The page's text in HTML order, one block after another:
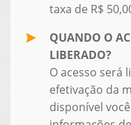
taxa de R$
QUANDO O
LIBERADO?
O acesso será
efetivação da
disponível